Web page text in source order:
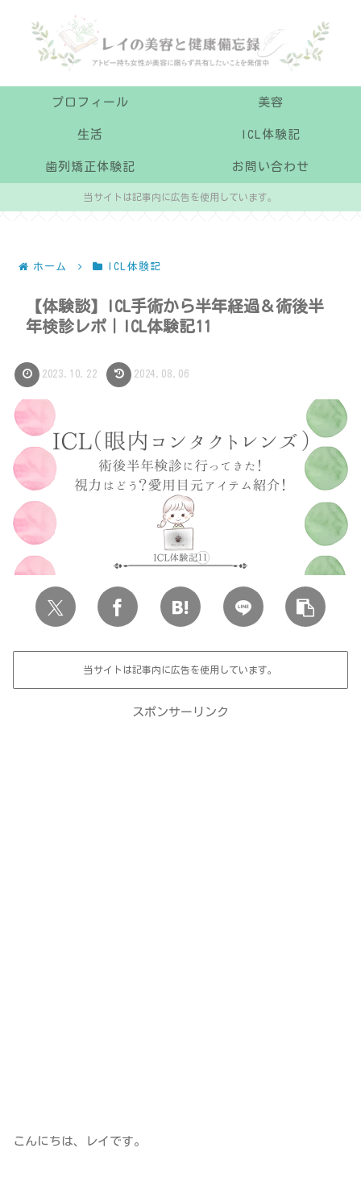
プロフィール 美容
生活 ICL体験記
歯列矯正体験記 お問い合わせ
当サイトは記事内に広告を使用しています。
ホーム ICL体験記
【体験談】ICL手術から半年経過＆術後半
年検診レポ｜ICL体験記11
2023.10.22 2024.08.06
当サイトは記事内に広告を使用しています。
スポンサーリンク
こんにちは、レイです。